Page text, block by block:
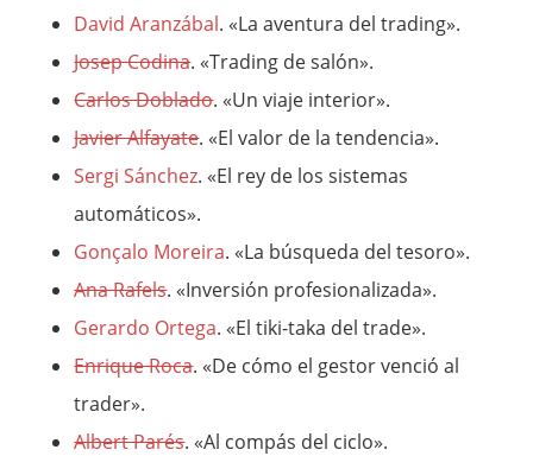
David Aranzábal. «La aventura del trading».
Josep Codina. «Trading de salón».
Carlos Doblado. «Un viaje interior».
Javier Alfayate. «El valor de la tendencia».
Sergi Sánchez. «El rey de los sistemas
automáticos».
Gonçalo Moreira. «La búsqueda del tesoro».
Ana Rafels. «Inversión profesionalizada».
Gerardo Ortega. «El tiki-taka del trade».
Enrique Roca. «De cómo el gestor venció al
trader».
Albert Parés. «Al compás del ciclo».